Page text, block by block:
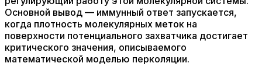
Основной вывод — иммунный ответ запускается,
когда плотность молекулярных меток на
поверхности потенциального захватчика достигает
критического значения, описываемого
математической моделью перколяции.